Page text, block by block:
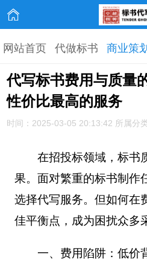
网站首页 代做标书 商业策划
代写标书费用与质量
性价比最高的服务
时间：2025-03-05 20:13:42 所属分
在招投标领域，标书
果。面对繁重的标书制作
选择代写服务。但如何在
佳平衡点，成为困扰众多
一、费用陷阱：低价